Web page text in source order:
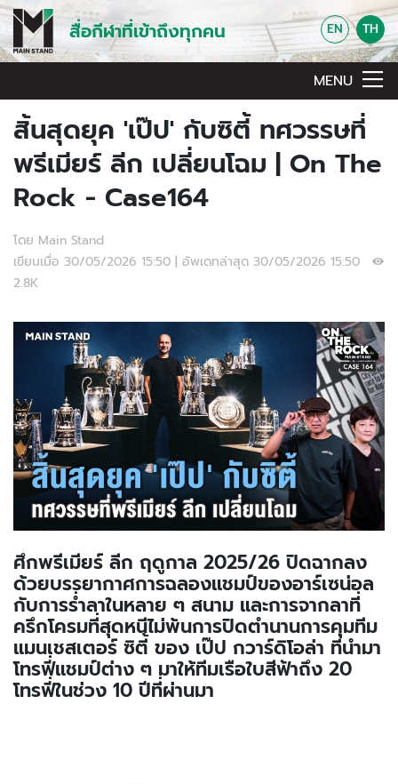
สื่อกีฬาที่เข้าถึงทุกคน EN TH
MENU
สิ้นสุดยุค 'เป๊ป' กับซิตี้ ทศวรรษที่
พรีเมียร์ ลีก เปลี่ยนโฉม | On The
Rock - Case164
โดย Main Stand
เขียนเมื่อ 30/05/2026 15:50 | อัพเดทล่าสุด 30/05/2026 15:50
2.8K
Video Player
00:00 00:00
ศึกพรีเมียร์ ลีก ฤดูกาล 2025/26 ปิดฉากลง
ด้วยบรรยากาศการฉลองแชมป์ของอาร์เซน่อล
กับการร่ำลาในหลาย ๆ สนาม และการจากลาที่
ครึกโครมที่สุดหนีไม่พ้นการปิดตำนานการคุมทีม
แมนเชสเตอร์ ซิตี้ ของ เป๊ป กวาร์ดิโอล่า ที่นำมา
โทรฟี่แชมป์ต่าง ๆ มาให้ทีมเรือใบสีฟ้าถึง 20
โทรฟี่ในช่วง 10 ปีที่ผ่านมา